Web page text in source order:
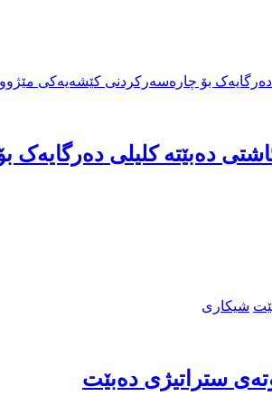
دەبێتە کلیلی
شیکاری
ستراتیژی دەبێت